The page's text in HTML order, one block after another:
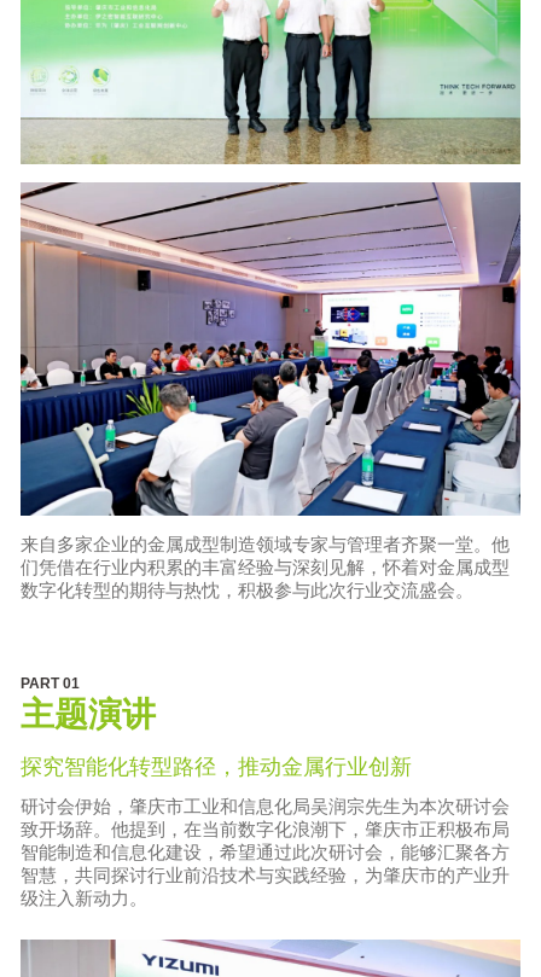
来自多家企业的金属成型制造领域专家与管理者齐聚一堂。他
们凭借在行业内积累的丰富经验与深刻见解，怀着对金属成型
数字化转型的期待与热忱，积极参与此次行业交流盛会。
PART 01
主题演讲
探究智能化转型路径，推动金属行业创新
研讨会伊始，肇庆市工业和信息化局吴润宗先生为本次研讨会
致开场辞。他提到，在当前数字化浪潮下，肇庆市正积极布局
智能制造和信息化建设，希望通过此次研讨会，能够汇聚各方
智慧，共同探讨行业前沿技术与实践经验，为肇庆市的产业升
级注入新动力。